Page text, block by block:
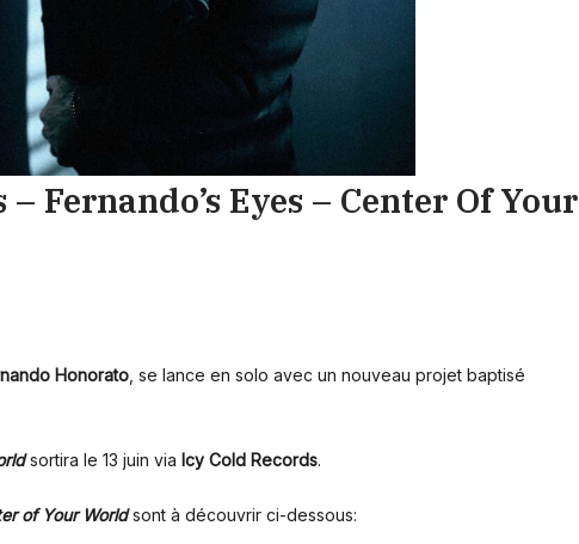
Fernando’s Eyes – Center Of Your
Honorato , se lance en solo avec un nouveau projet baptisé
sortira le 13 juin via Icy Cold Records.
of Your Worldsont à découvrir ci-dessous: